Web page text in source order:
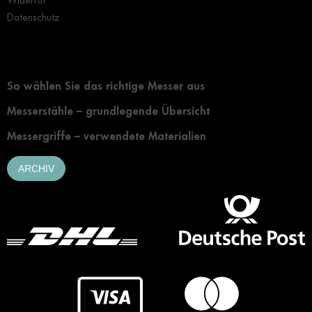
Datenschutz
So wählen Sie das richtige Messer aus
Messerstähle – grundlegende Übersicht
Messergriffe – verwendete Materialien
ARCHIV